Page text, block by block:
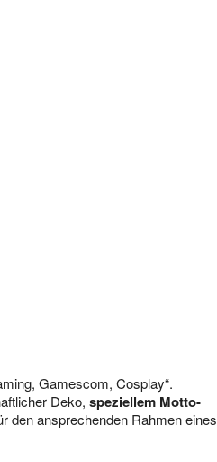
Gamescom, Cosplay“.
Deko, speziellem Motto-
den ansprechenden Rahmen eines